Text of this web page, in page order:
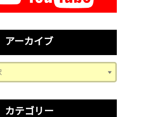
アーカイブ
カテゴリー